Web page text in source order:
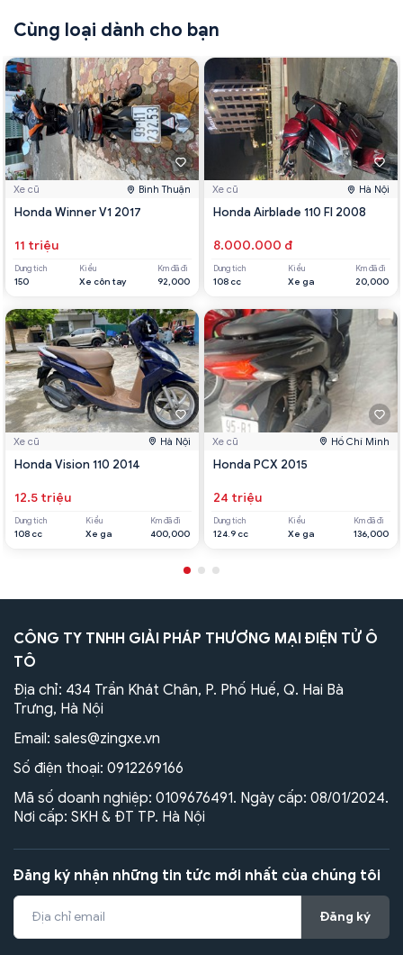
Cùng loại dành cho bạn
Xe cũ Bình Thuận
Honda Winner V1 2017
11 triệu
Dung tích
150
Kiểu
Xe côn tay
Km đã đi
92,000
Xe cũ Hà Nội
Honda Vision 110 2014
12.5 triệu
Dung tích
108 cc
Kiểu
Xe ga
Km đã đi
400,000
Xe cũ Hà Nội
Honda Airblade 110 FI 2008
8.000.000 đ
Dung tích
108 cc
Kiểu
Xe ga
Km đã đi
20,000
Xe cũ Hồ Chí Minh
Honda PCX 2015
24 triệu
Dung tích
124.9 cc
Kiểu
Xe ga
Km đã đi
136,000
CÔNG TY TNHH GIẢI PHÁP THƯƠNG MẠI ĐIỆN TỬ Ô
TÔ
Địa chỉ: 434 Trần Khát Chân, P. Phố Huế, Q. Hai Bà
Trưng, Hà Nội
Email: sales@zingxe.vn
Số điện thoại: 0912269166
Mã số doanh nghiệp: 0109676491. Ngày cấp: 08/01/2024.
Nơi cấp: SKH & ĐT TP. Hà Nội
Đăng ký nhận những tin tức mới nhất của chúng tôi
Đăng ký